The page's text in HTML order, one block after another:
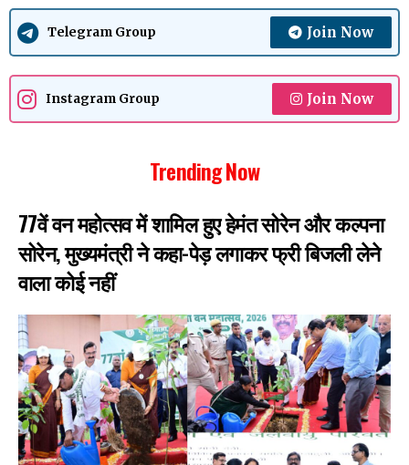
Telegram Group Join Now
Instagram Group Join Now
Trending Now
77वें वन महोत्सव में शामिल हुए हेमंत सोरेन और कल्पना
सोरेन, मुख्यमंत्री ने कहा-पेड़ लगाकर फ्री बिजली लेने
वाला कोई नहीं